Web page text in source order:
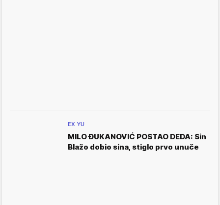
EX YU
MILO ĐUKANOVIĆ POSTAO DEDA: Sin
Blažo dobio sina, stiglo prvo unuče